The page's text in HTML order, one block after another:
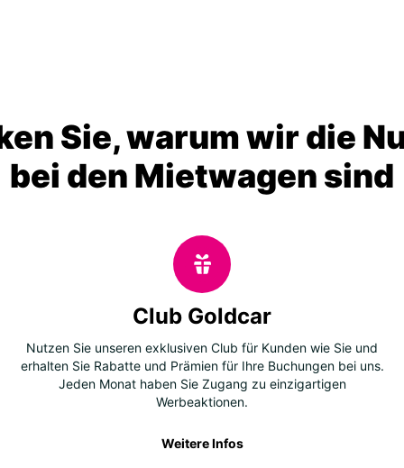
Sie, warum wir die
bei den Mietwagen sind
Club Goldcar
Nutzen Sie unseren exklusiven Club für Kunden wie Sie und
erhalten Sie Rabatte und Prämien für Ihre Buchungen bei uns.
Jeden Monat haben Sie Zugang zu einzigartigen
Werbeaktionen.
Weitere Infos